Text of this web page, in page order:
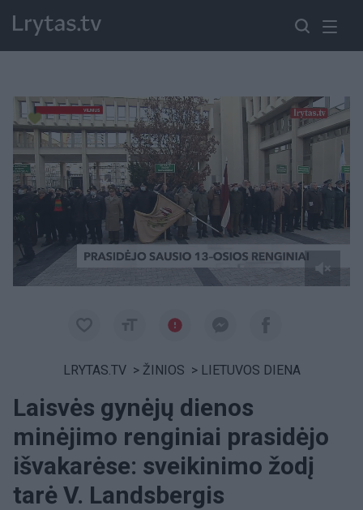
Paremkite Ukrainą
LRYTAS.TV > ŽINIOS > LIETUVOS DIENA
Laisvės gynėjų dienos
minėjimo renginiai prasidėjo
išvakarėse: sveikinimo žodį
tarė V. Landsbergis